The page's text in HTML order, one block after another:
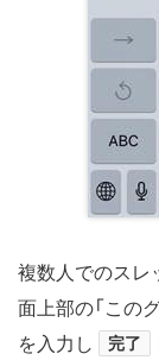
複数人でのスレ
面上部の「この
を入力し
完了